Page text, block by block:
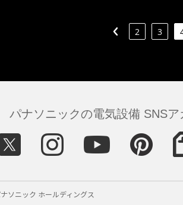
2 3
パナソニックの電気設備 SNSア
ソニック ホールディングス